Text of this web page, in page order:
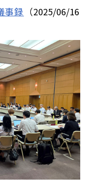
事録 （2025/06/16